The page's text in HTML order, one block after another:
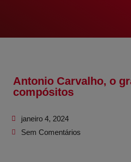
Antonio Carvalho, o
compósitos
janeiro 4, 2024
Sem Comentários